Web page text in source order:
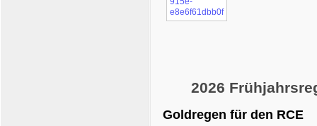
2026
Goldregen für den RCE